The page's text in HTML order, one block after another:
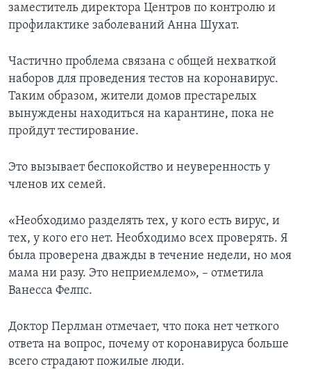
заместитель директора Центров по контролю и
профилактике заболеваний Анна Шухат.
Частично проблема связана с общей нехваткой
наборов для проведения тестов на коронавирус.
Таким образом, жители домов престарелых
вынуждены находиться на карантине, пока не
пройдут тестирование.
Это вызывает беспокойство и неуверенность у
членов их семей.
«Необходимо разделять тех, у кого есть вирус, и
тех, у кого его нет. Необходимо всех проверять. Я
была проверена дважды в течение недели, но моя
мама ни разу. Это неприемлемо», – отметила
Ванесса Фелпс.
Доктор Перлман отмечает, что пока нет четкого
ответа на вопрос, почему от коронавируса больше
всего страдают пожилые люди.